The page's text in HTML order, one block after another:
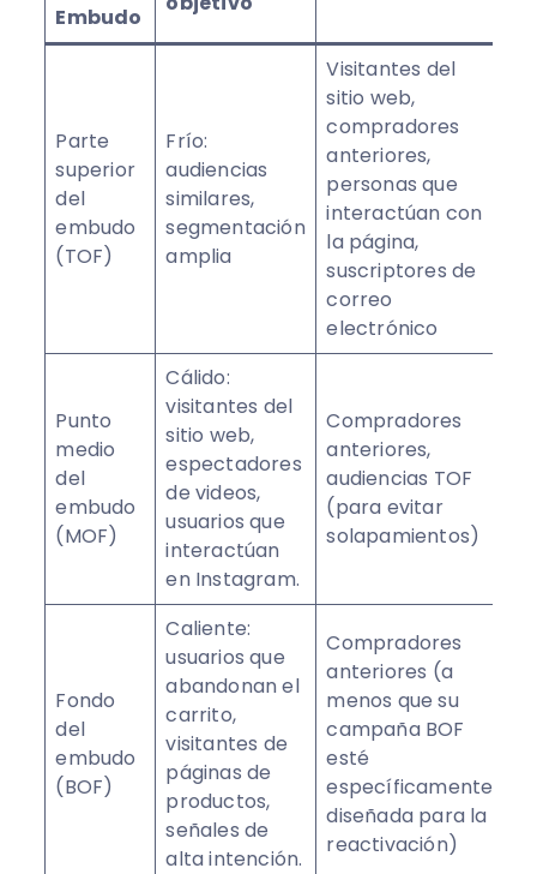
Embudo
Parte
superior
del
embudo
(TOF)
Frío:
audiencias
similares,
segmentación
amplia
Visitantes del
sitio web,
compradores
anteriores,
personas que
interactúan con
la página,
suscriptores de
correo
electrónico
Punto
medio
del
embudo
(MOF)
Cálido:
visitantes del
sitio web,
espectadores
de videos,
usuarios que
interactúan
en Instagram.
Compradores
anteriores,
audiencias TOF
(para evitar
solapamientos)
Fondo
del
embudo
(BOF)
Caliente:
usuarios que
abandonan el
carrito,
visitantes de
páginas de
productos,
señales de
alta intención.
Compradores
anteriores (a
menos que su
campaña BOF
esté
específicamente
diseñada para la
reactivación)